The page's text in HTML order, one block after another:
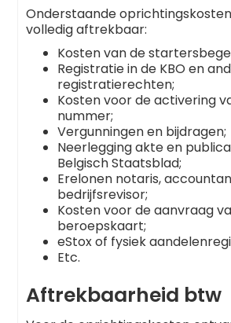
Onderstaande oprichtingskosten
volledig aftrekbaar:
Kosten van de
Registratie in de KBO en
registratierechten;
Kosten voor de activering
nummer;
Vergunningen en bijdragen;
Neerlegging akte en
Belgisch Staatsblad;
Erelonen notaris,
bedrijfsrevisor;
Kosten voor de aanvraag
beroepskaart;
eStox of fysiek
Etc.
Aftrekbaarheid btw